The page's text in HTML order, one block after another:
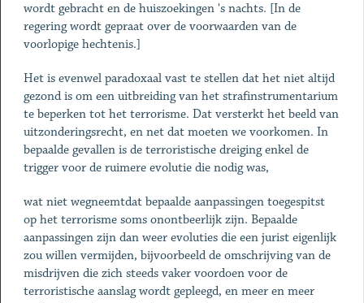
wordt gebracht en de huiszoekingen 's nachts. [In de
regering wordt gepraat over de voorwaarden van de
voorlopige hechtenis.]
Het is evenwel paradoxaal vast te stellen dat het niet altijd
gezond is om een uitbreiding van het strafinstrumentarium
te beperken tot het terrorisme. Dat versterkt het beeld van
uitzonderingsrecht, en net dat moeten we voorkomen. In
bepaalde gevallen is de terroristische dreiging enkel de
trigger voor de ruimere evolutie die nodig was,
wat niet wegneemtdat bepaalde aanpassingen toegespitst
op het terrorisme soms onontbeerlijk zijn. Bepaalde
aanpassingen zijn dan weer evoluties die een jurist eigenlijk
zou willen vermijden, bijvoorbeeld de omschrijving van de
misdrijven die zich steeds vaker voordoen voor de
terroristische aanslag wordt gepleegd, en meer en meer